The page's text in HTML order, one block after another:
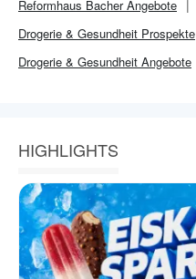
Reformhaus BacherAngebote
Drogerie & Gesundheit Prospekte
Drogerie & Gesundheit Angebote
HIGHLIGHTS